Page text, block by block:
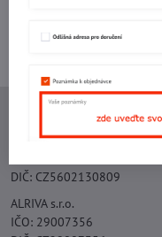
+420 577 523
Ing. Vojtěch
DIČ: CZ5602130809
ALRIVA s.r.o.
IČO: 29007356